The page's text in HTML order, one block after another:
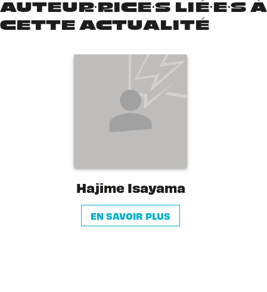
AUTEUR·RICE·S LIÉ·E·S À
CETTE ACTUALITÉ
Hajime Isayama
EN SAVOIR PLUS